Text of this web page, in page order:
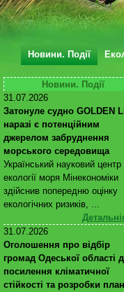
Новини. Події
Новини. Події
31.07.2026
Затонуле судно GOLDEN
наразі є потенційним
джерелом забруднення
морського середовища
Український науковий центр
екології моря Мінекономіки
здійснив попередню оцінку
екологічних ризиків, ...
31.07.2026
Оголошення про відбір
громад Одеської області
посилення кліматичної
стійкості та розробки